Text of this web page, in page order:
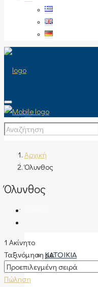
ΑΡΧΙΚΉ
ΚΑΤΟΙΚΊΑ
Αρχική
Όλυνθος
Όλυνθος
1 Ακίνητο
Ταξινόμηση με:
Πώληση